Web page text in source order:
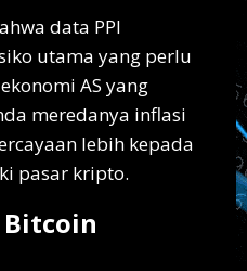
data PPI
utama yang perlu
AS yang
meredanya inflasi
lebih kepada
pasar kripto.
Bitcoin